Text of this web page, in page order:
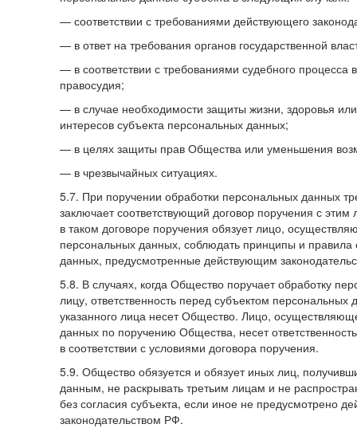
— соответствии с требованиями действующего
— в ответ на требования органов государственной
— в соответствии с требованиями судебного процесса
правосудия;
— в случае необходимости защиты жизни, здоровья
интересов субъекта персональных данных;
— в целях защиты прав Общества или уменьшения
— в чрезвычайных ситуациях.
5.7. При поручении обработки персональных данных
заключает соответствующий договор поручения с
в таком договоре поручения обязует лицо,
персональных данных, соблюдать принципы и правила
данных, предусмотренные действующим
5.8. В случаях, когда Общество поручает обработку
лицу, ответственность перед субъектом персональных
указанного лица несет Общество. Лицо,
данных по поручению Общества, несет
в соответствии с условиями договора поручения.
5.9. Общество обязуется и обязует иных лиц,
данным, не раскрывать третьим лицам и не
без согласия субъекта, если иное не предусмотрено
законодательством РФ.